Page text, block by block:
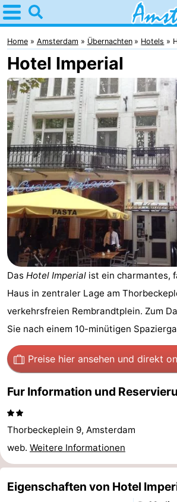
Home
Amsterdam
Interessante
Ausflüge
Für
Kindern
Für
Junge
Erwachsene
Kostenlos
Übernachten
Appartements
Campingplätze
Ferienhäuser
-
Het
Amsterdamse
Bos
-
Spaarnwoude
Hotels
Zimmer
(mit
Frühstück)
Lastminutes
Museen
Attraktionen
Sehen
&
-
Home Amsterdam Übernachten Hotels
Hotel Imperial
Das Hotel Imperial ist ein charmantes,
Haus in zentraler Lage am
verkehrsfreien Rembrandtplein. Zum
Sie nach einem 10-minütigen
Preise hier ansehen und direkt
Fur Information und
Thorbeckeplein 9, Amsterdam
web. Weitere Informationen
Eigenschaften von Hotel